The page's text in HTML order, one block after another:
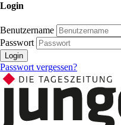
Login
Benutzername
Passwort
Login
Passwort vergessen?